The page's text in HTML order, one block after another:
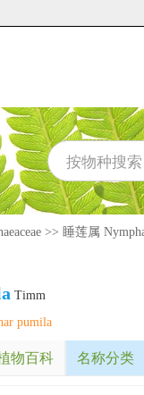
>> 睡莲属
Timm
pumila
物百科 名称分类